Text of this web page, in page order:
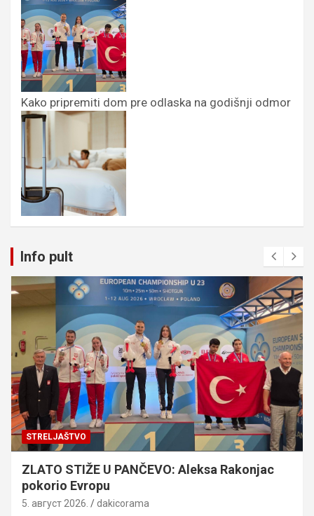
Kako pripremiti dom pre odlaska na godišnji odmor
Info pult
STRELJAŠTVO
ZLATO STIŽE U PANČEVO: Aleksa Rakonjac
pokorio Evropu
5. август 2026. dakicorama